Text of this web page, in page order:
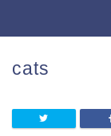
cats